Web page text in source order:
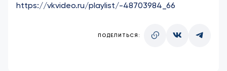
https://vkvideo.ru/playlist/-48703984_66
ПОДЕЛИТЬСЯ: